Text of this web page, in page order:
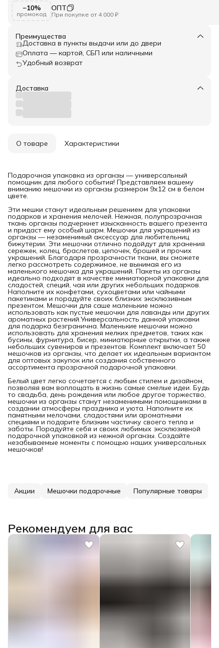
−10%
промокод
ОПТ
При покупке от 4 000 ₽
Преимущества
Доставка в пункты выдачи или до двери
Оплата — картой, СБП или наличными
Удобный возврат
Доставка
О товаре Характеристики
Подарочная упаковка из органзы — универсальный
помощник для любого события! Представляем вашему
вниманию мешочки из органзы размером 9х12 см в белом
цвете.
Эти мешки станут идеальным решением для упаковки
подарков и хранения мелочей. Нежная, полупрозрачная
ткань органзы подчеркнет изысканность вашего презента
и придаст ему особый шарм. Мешочки для украшений из
органзы — незаменимый аксессуар для любительниц
бижутерии. Эти мешочки отлично подойдут для хранения
сережек, колец, браслетов, цепочек, брошей и прочих
украшений. Благодаря прозрачности ткани, вы сможете
легко рассмотреть содержимое, не вынимая его из
маленького мешочка для украшений. Пакеты из органзы
идеально подходят в качестве миниатюрной упаковки для
сладостей, специй, чая или других небольших подарков.
Наполните их конфетами, сухоцветами или чайными
пакетиками и порадуйте своих близких эксклюзивным
презентом. Мешочки для саше маленькие можно
использовать как пустые мешочки для лаванды или других
ароматных растений.Универсальность данной упаковки
для подарка безгранична. Маленькие мешочки можно
использовать для хранения мелких предметов, таких как
бусины, фурнитура, бисер, миниатюрные открытки, а также
небольших сувениров и презентов. Комплект включает 50
мешочков из органзы, что делает их идеальным вариантом
для оптовых закупок или создания собственного
ассортимента прозрачной подарочной упаковки.
Белый цвет легко сочетается с любым стилем и дизайном,
позволяя вам воплощать в жизнь самые смелые идеи. Будь
то свадьба, день рождения или любое другое торжество,
мешочки из органзы станут незаменимыми помощниками в
создании атмосферы праздника и уюта. Наполните их
памятными мелочами, сладостями или ароматными
специями и подарите близким частичку своего тепла и
заботы. Порадуйте себя и своих любимых эксклюзивной
подарочной упаковкой из нежной органзы. Создайте
незабываемые моменты с помощью наших универсальных
мешочков!
Акции Мешочки подарочные Популярные товары
Рекомендуем для вас